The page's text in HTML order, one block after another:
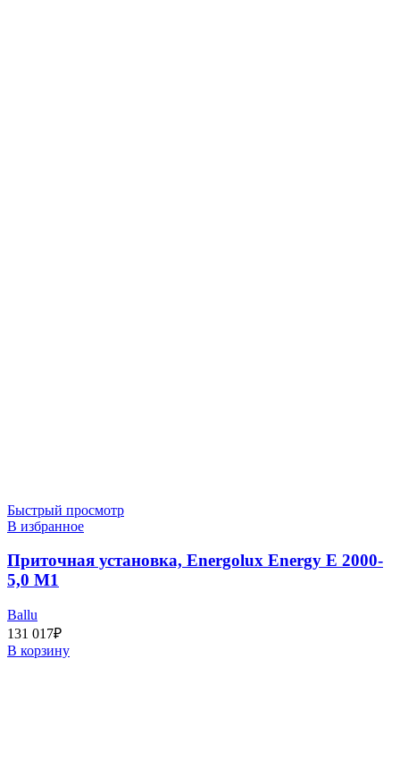
Быстрый просмотр
В избранное
Приточная установка, Energolux Energy E 2000-
5,0 M1
Ballu
131 017₽
В корзину